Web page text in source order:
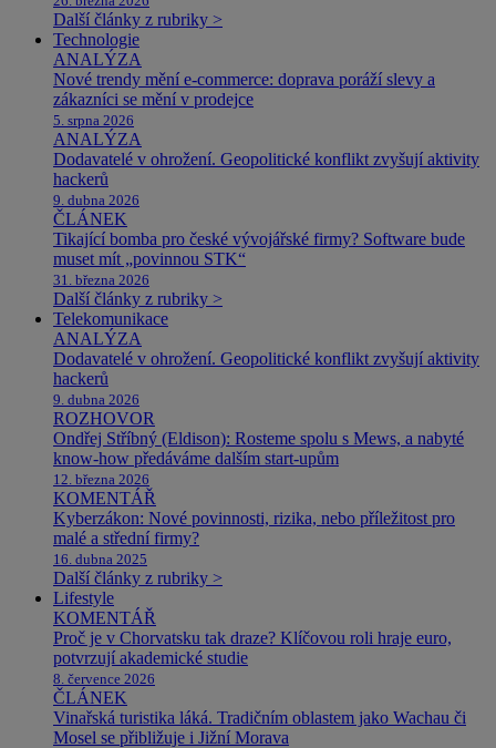
Další články z rubriky >
Technologie
ANALÝZA
Nové trendy mění e-commerce: doprava poráží slevy a
zákazníci se mění v prodejce
5. srpna 2026
ANALÝZA
Dodavatelé v ohrožení. Geopolitické konflikt zvyšují aktivity
hackerů
9. dubna 2026
ČLÁNEK
Tikající bomba pro české vývojářské firmy? Software bude
muset mít „povinnou STK“
31. března 2026
Další články z rubriky >
Telekomunikace
ANALÝZA
Dodavatelé v ohrožení. Geopolitické konflikt zvyšují aktivity
hackerů
9. dubna 2026
ROZHOVOR
Ondřej Stříbný (Eldison): Rosteme spolu s Mews, a nabyté
know-how předáváme dalším start-upům
12. března 2026
KOMENTÁŘ
Kyberzákon: Nové povinnosti, rizika, nebo příležitost pro
malé a střední firmy?
16. dubna 2025
Další články z rubriky >
Lifestyle
KOMENTÁŘ
Proč je v Chorvatsku tak draze? Klíčovou roli hraje euro,
potvrzují akademické studie
8. července 2026
ČLÁNEK
Vinařská turistika láká. Tradičním oblastem jako Wachau či
Mosel se přibližuje i Jižní Morava